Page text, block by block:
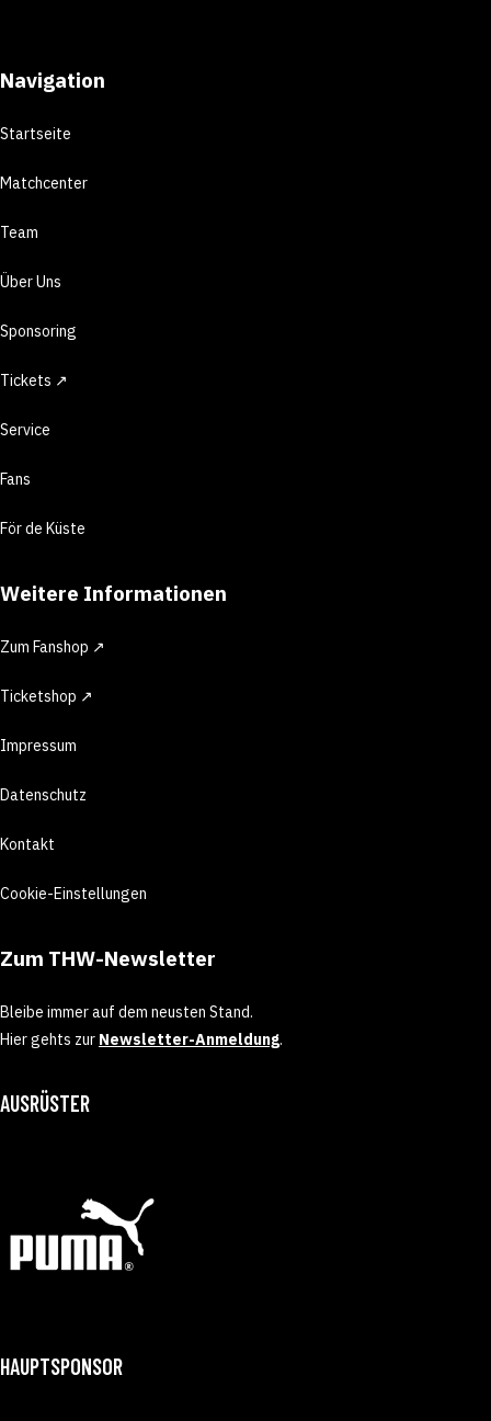
Navigation
Startseite
Matchcenter
Team
Über Uns
Sponsoring
Tickets ↗
Service
Fans
För de Küste
Weitere Informationen
Zum Fanshop ↗
Ticketshop ↗
Impressum
Datenschutz
Kontakt
Cookie-Einstellungen
Zum THW-Newsletter
Bleibe immer auf dem neusten Stand.
Hier gehts zur Newsletter-Anmeldung.
AUSRÜSTER
HAUPTSPONSOR